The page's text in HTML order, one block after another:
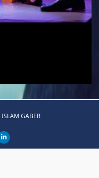
ISLAM GABER